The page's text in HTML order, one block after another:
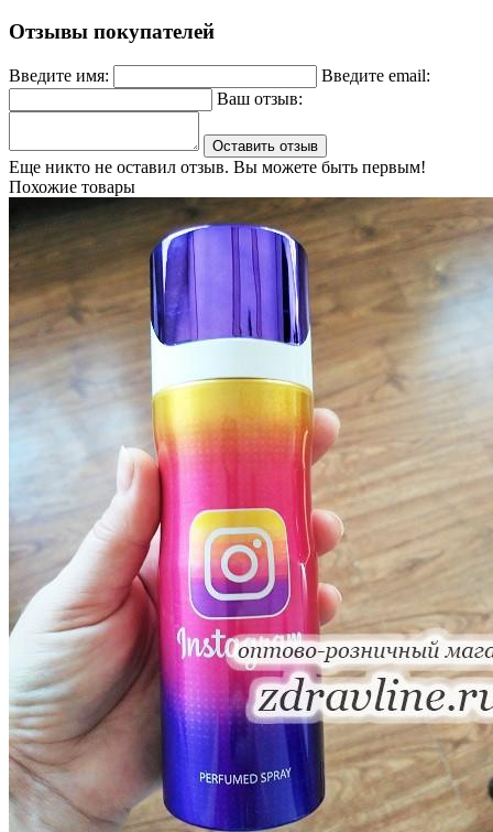
Отзывы покупателей
Введите имя:
Введите email:
Ваш отзыв:
Оставить отзыв
Еще никто не оставил отзыв. Вы можете быть первым!
Похожие товары